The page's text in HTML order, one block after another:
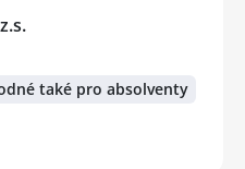
také pro absolventy